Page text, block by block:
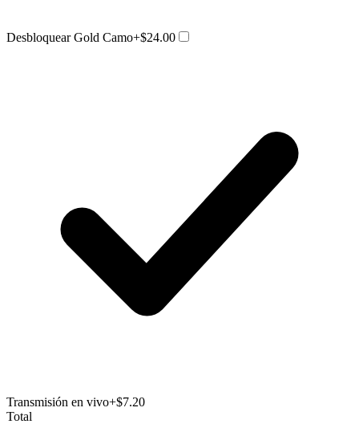
Desbloquear Gold Camo+$24.00
Transmisión en vivo+$7.20
Total